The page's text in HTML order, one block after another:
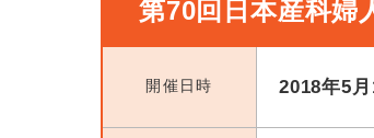
第70回日本産科婦
開催日時 2018年5